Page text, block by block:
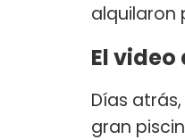
alquilaron
El
Días
gran